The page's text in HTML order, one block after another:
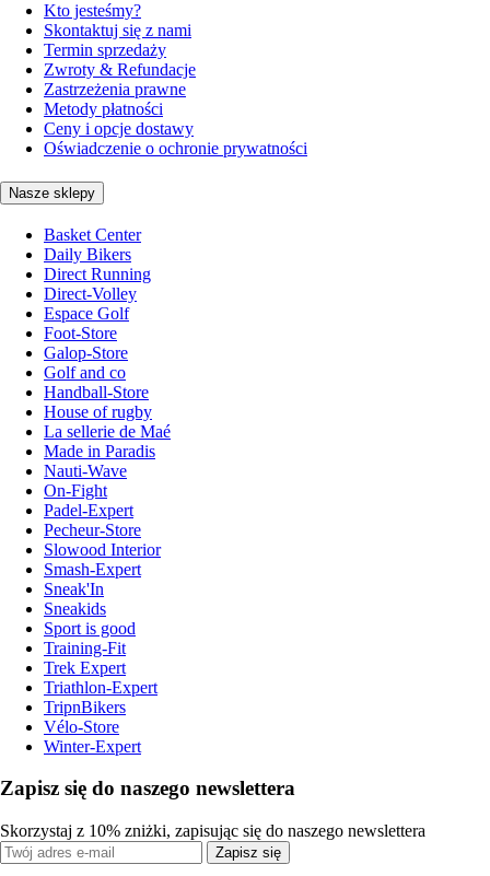
Kto jesteśmy?
Skontaktuj się z nami
Termin sprzedaży
Zwroty & Refundacje
Zastrzeżenia prawne
Metody płatności
Ceny i opcje dostawy
Oświadczenie o ochronie prywatności
Nasze sklepy
Basket Center
Daily Bikers
Direct Running
Direct-Volley
Espace Golf
Foot-Store
Galop-Store
Golf and co
Handball-Store
House of rugby
La sellerie de Maé
Made in Paradis
Nauti-Wave
On-Fight
Padel-Expert
Pecheur-Store
Slowood Interior
Smash-Expert
Sneak'In
Sneakids
Sport is good
Training-Fit
Trek Expert
Triathlon-Expert
TripnBikers
Vélo-Store
Winter-Expert
Zapisz się do naszego newslettera
Skorzystaj z 10% zniżki, zapisując się do naszego newslettera
Zapisz się